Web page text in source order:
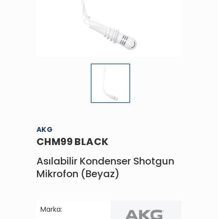
AKG
CHM99 BLACK
Asılabilir Kondenser Shotgun
Mikrofon (Beyaz)
Marka: